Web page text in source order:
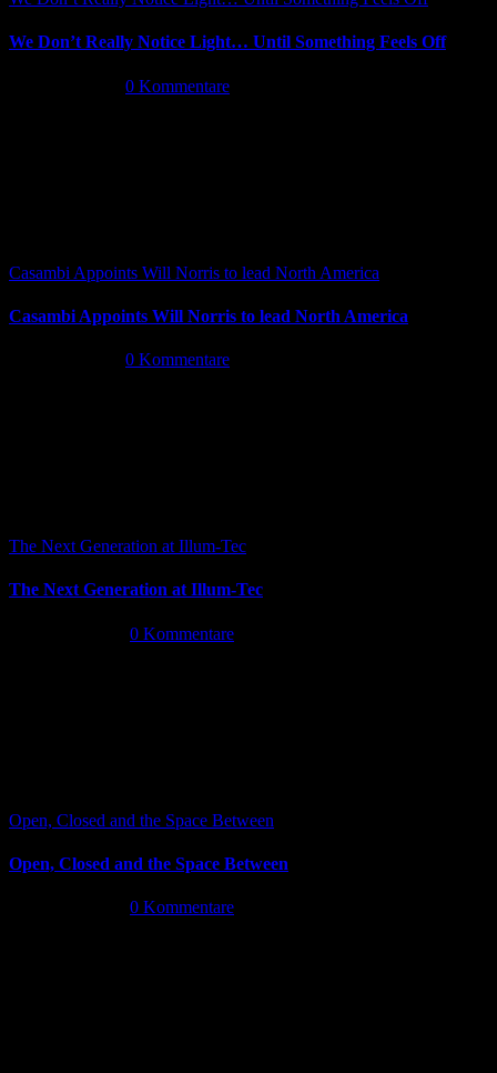
We Don’t Really Notice Light… Until Something Feels Off
0 Kommentare
Casambi Appoints Will Norris to lead North America
Casambi Appoints Will Norris to lead North America
0 Kommentare
The Next Generation at Illum-Tec
The Next Generation at Illum-Tec
0 Kommentare
Open, Closed and the Space Between
Open, Closed and the Space Between
0 Kommentare